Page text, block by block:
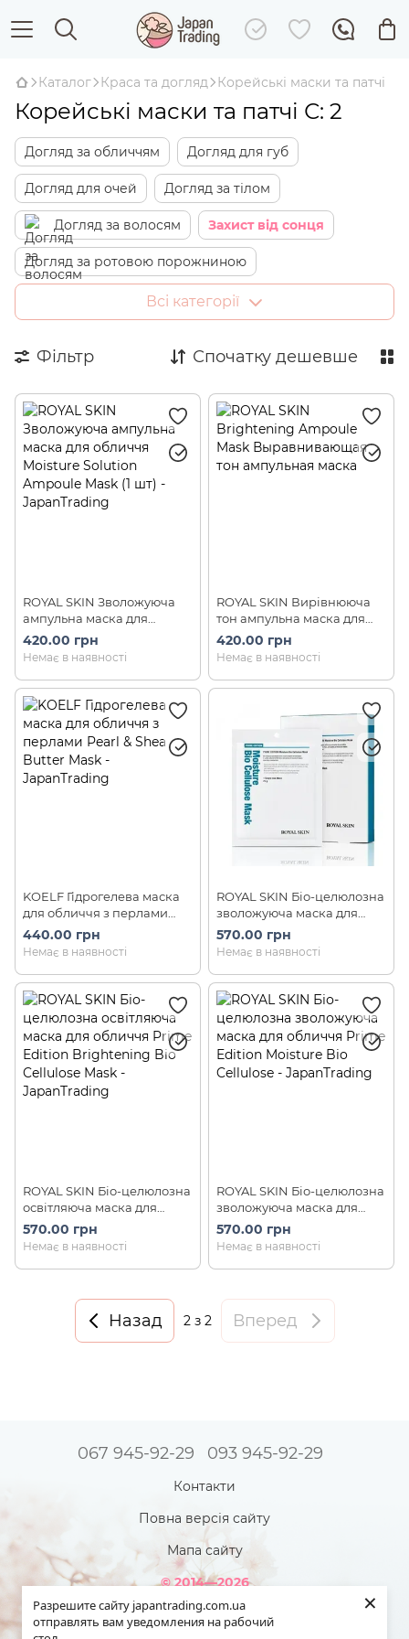
Разрешите сайту japantrading.com.ua
отправлять вам уведомления на рабочий
×
Каталог Краса та догляд Корейські маски та патчі
Корейські маски та патчі С: 2
Догляд за обличчям Догляд для губ
Догляд для очей Догляд за тілом
Догляд за волосям Захист від сонця
Догляд за ротовою порожниною
Набори доглядової косметики
Апаратна косметологія Корейські маски та патчі
Всі категорії
Фільтр Спочатку дешевше
ROYAL SKIN Зволожуюча
ампульна маска для
обличчя Moisture Solution
Ampoule Mask (10 шт)
420.00 грн
Немає в наявності
ROYAL SKIN Вирівнююча
тон ампульна маска для
обличчя Brightening
Solution Ampoule Mask 30g
420.00 грн
Немає в наявності
KOELF Гідрогелева маска
для обличчя з перлами
Pearl & Shea Butter Mask (5
шт)
440.00 грн
Немає в наявності
ROYAL SKIN Біо-целюлозна
зволожуюча маска для
обличчя Prime Edition
Moisture Bio Cellulose Mask
570.00 грн
Немає в наявності
ROYAL SKIN Біо-целюлозна
освітляюча маска для
обличчя Prime Edition
Brightening Bio Cellulose
570.00 грн
Немає в наявності
ROYAL SKIN Біо-целюлозна
зволожуюча маска для
обличчя Prime Edition
Moisture Bio Cellulose (5 шт)
570.00 грн
Немає в наявності
Назад 2з 2 Вперед
067 945-92-29 093 945-92-29
Контакти
Повна версія сайту
Мапа сайту
© 2014—2026
Інтернет-магазин товарів з Японії - Japan Trading!
Наша краса яскравіша - коли ми повністю здорові!